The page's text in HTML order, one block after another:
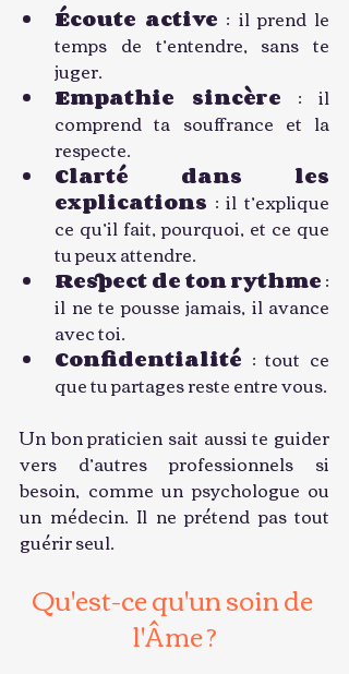
Écoute active : il prend le
temps de t’entendre, sans te
juger.
Empathie sincère : il
comprend ta souffrance et la
respecte.
Clarté dans les
explications : il t’explique
ce qu’il fait, pourquoi, et ce que
tu peux attendre.
Respect de ton rythme :
il ne te pousse jamais, il avance
avec toi.
Confidentialité : tout ce
que tu partages reste entre vous.
Un bon praticien sait aussi te guider
vers d’autres professionnels si
besoin, comme un psychologue ou
un médecin. Il ne prétend pas tout
guérir seul.
Qu'est-ce qu'un soin de
l'Âme ?